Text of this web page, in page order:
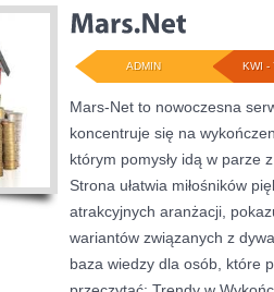
KWI -
ADMIN
Mars-Net to nowoczesna
koncentruje się na
którym pomysły idą w parze
Strona ułatwia miłośników
atrakcyjnych aranżacji,
wariantów związanych z
baza wiedzy dla osób, które